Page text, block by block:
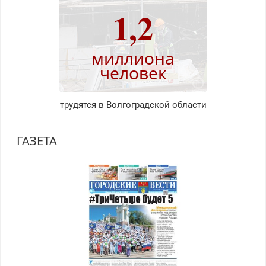
1,2
миллиона
человек
трудятся в Волгоградской области
ГАЗЕТА